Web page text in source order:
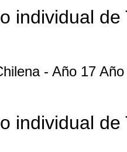
individual
- Año 17
individual